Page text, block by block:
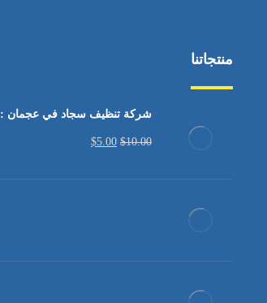
منتجاتنا
شركة تنظيف سجاد في عجمان :0551030483
$10.00
$5.00